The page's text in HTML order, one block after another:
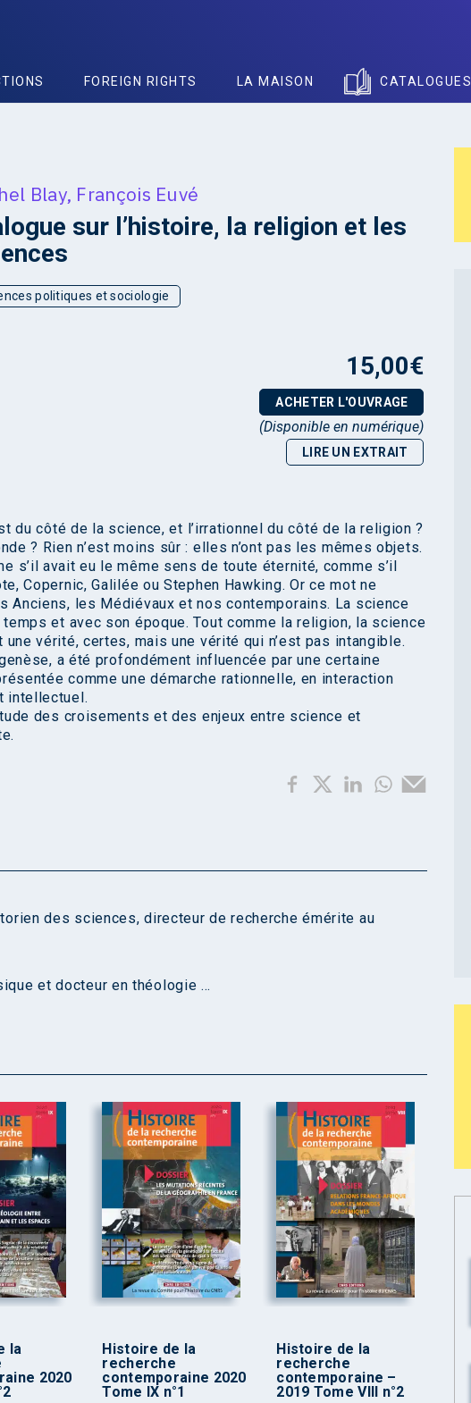
FOREIGN RIGHTS LA MAISON CATALOGUES
Blay, François Euvé
sur l’histoire, la religion et les
politiques et sociologie
15,00€
ACHETER L'OUVRAGE
(Disponible en numérique)
LIRE UN EXTRAIT
du côté de la science, et l’irrationnel du côté de la religion ?
? Rien n’est moins sûr : elles n’ont pas les mêmes objets.
s’il avait eu le même sens de toute éternité, comme s’il
Copernic, Galilée ou Stephen Hawking. Or ce mot ne
Anciens, les Médiévaux et nos contemporains. La science
et avec son époque. Tout comme la religion, la science
vérité, certes, mais une vérité qui n’est pas intangible.
a été profondément influencée par une certaine
comme une démarche rationnelle, en interaction
intellectuel.
des croisements et des enjeux entre science et
des sciences, directeur de recherche émérite au
et docteur en théologie ...
la
2020
Histoire de la
recherche
contemporaine 2020
Tome IX n°1
Histoire de la
recherche
contemporaine –
2019 Tome VIII n°2